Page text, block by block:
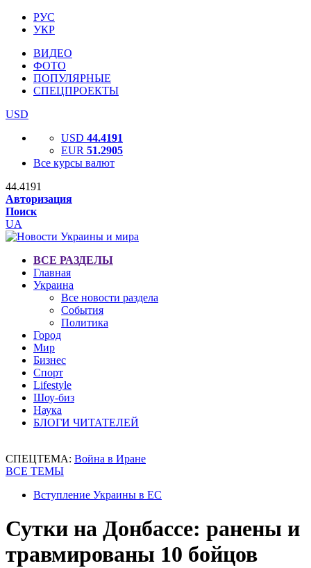
РУС
УКР
ВИДЕО
ФОТО
ПОПУЛЯРНЫЕ
СПЕЦПРОЕКТЫ
USD
USD 44.4191
EUR 51.2905
Все курсы валют
44.4191
Авторизация
Поиск
UA
ВСЕ РАЗДЕЛЫ
Главная
Украина
Все новости раздела
События
Политика
Город
Мир
Бизнес
Спорт
Lifestyle
Шоу-биз
Наука
БЛОГИ ЧИТАТЕЛЕЙ
СПЕЦТЕМА: Война в Иране
ВСЕ ТЕМЫ
Вступление Украины в ЕС
Сутки на Донбассе: ранены и
травмированы 10 бойцов